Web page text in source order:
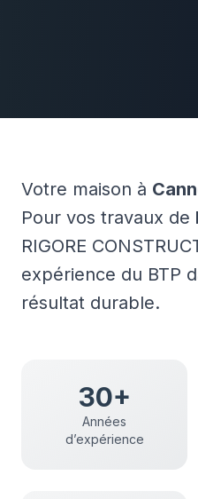
Votre maison à
Pour vos travaux de
RIGORE
expérience du BTP
résultat durable.
30+
Années
d’expérience